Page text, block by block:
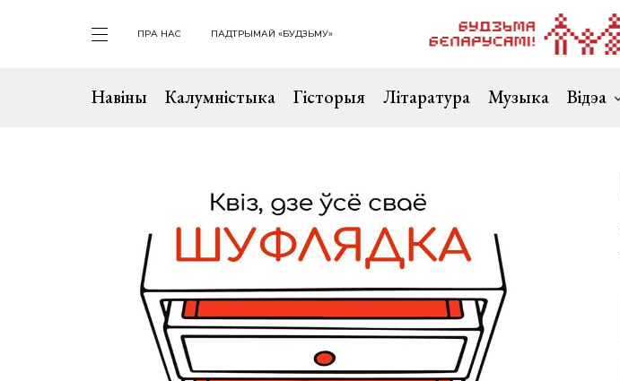
ПРА НАС ПАДТРЫМАЙ «БУДЗЬМУ»
Навіны Калумністыка Гісторыя Літаратура Музыка Відэа